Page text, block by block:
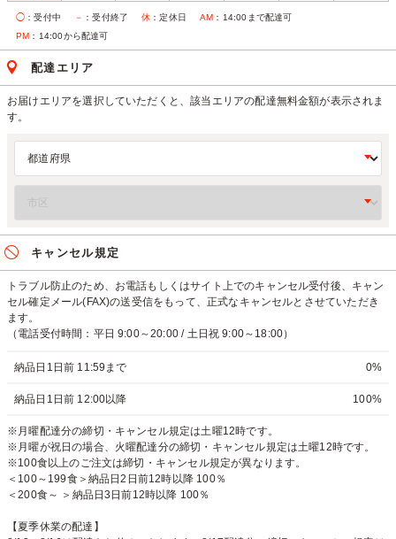
◯ ：受付中 － ：受付終了 休 ：定休日 AM ：14:00まで配達可
PM ：14:00から配達可
配達エリア
お届けエリアを選択していただくと、該当エリアの配達無料金額が表示されま
す。
キャンセル規定
トラブル防止のため、お電話もしくはサイト上でのキャンセル受付後、キャン
セル確定メール(FAX)の送受信をもって、正式なキャンセルとさせていただき
ます。
（電話受付時間：平日 9:00～20:00 / 土日祝 9:00～18:00）
納品日1日前 11:59まで 0%
納品日1日前 12:00以降 100%
※月曜配達分の締切・キャンセル規定は土曜12時です。
※月曜が祝日の場合、火曜配達分の締切・キャンセル規定は土曜12時です。
※100食以上のご注文は締切・キャンセル規定が異なります。
＜100～199食＞納品日2日前12時以降 100％
＜200食～ ＞納品日3日前12時以降 100％
【夏季休業の配達】